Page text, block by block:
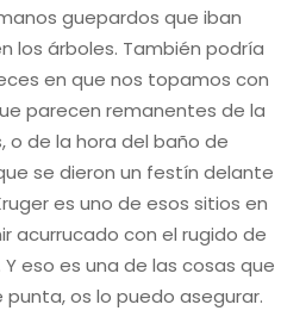
guepardos que iban
los árboles. También podría
en que nos topamos con
parecen remanentes de la
o de la hora del baño de
se dieron un festín delante
es uno de esos sitios en
acurrucado con el rugido de
eso es una de las cosas que
os lo puedo asegurar.